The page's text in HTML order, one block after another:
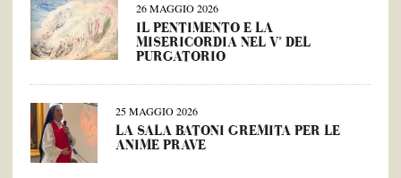
26 MAGGIO 2026
IL PENTIMENTO E LA
MISERICORDIA NEL V° DEL
PURGATORIO
25 MAGGIO 2026
LA SALA BATONI GREMITA PER LE
ANIME PRAVE